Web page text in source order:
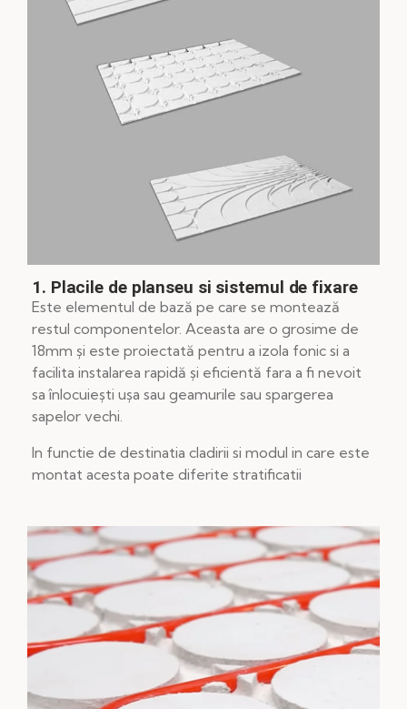
1. Placile de planseu si sistemul de fixare
Este elementul de bază pe care se montează
restul componentelor. Aceasta are o grosime de
18mm și este proiectată pentru a izola fonic si a
facilita instalarea rapidă și eficientă fara a fi nevoit
sa înlocuiești ușa sau geamurile sau spargerea
sapelor vechi.
In functie de destinatia cladirii si modul in care este
montat acesta poate diferite stratificatii